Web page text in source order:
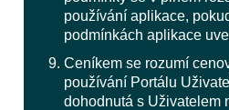
používání aplikace,
podmínkách aplikace
Ceníkem se rozumí
používání Portálu
dohodnutá s Uživatelem